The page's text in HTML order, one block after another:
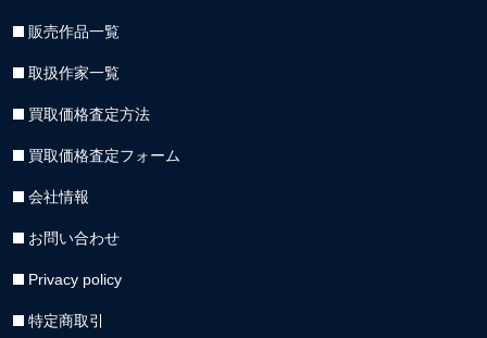
販売作品一覧
取扱作家一覧
買取価格査定方法
買取価格査定フォーム
会社情報
お問い合わせ
Privacy policy
特定商取引